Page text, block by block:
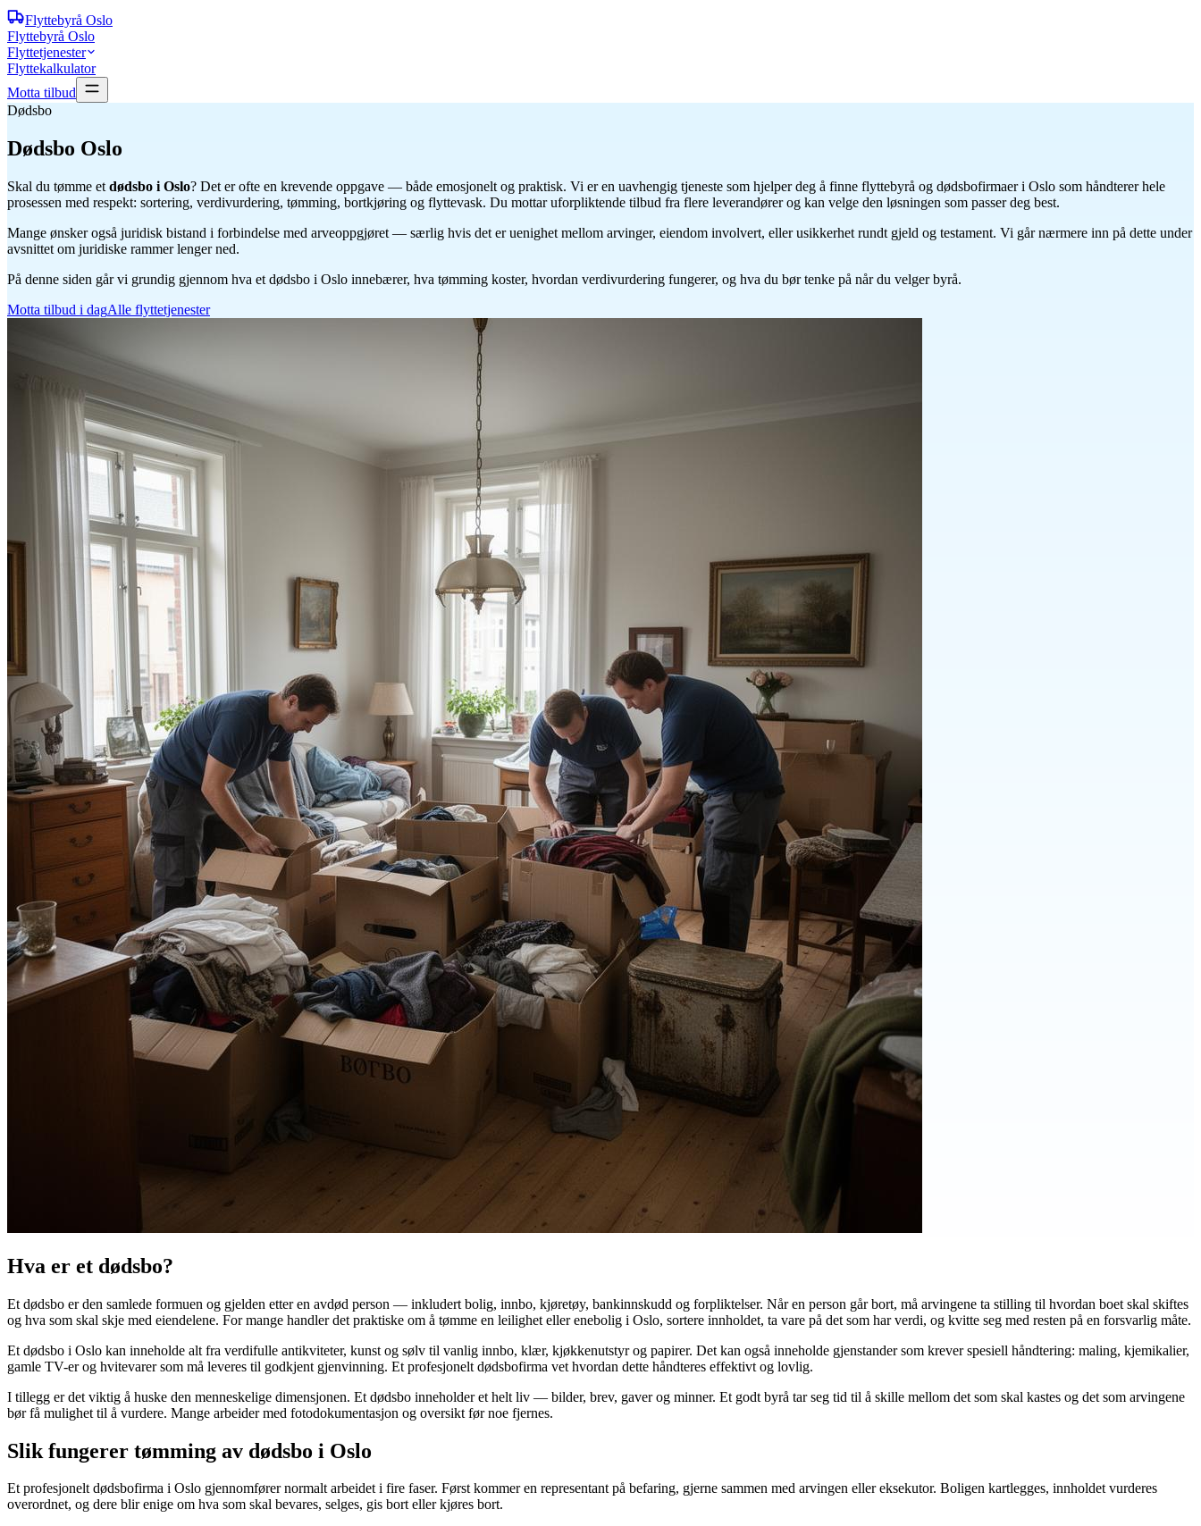
Flyttebyrå Oslo
Flyttebyrå Oslo
Flyttetjenester
Flyttekalkulator
Motta tilbud
Dødsbo
Dødsbo Oslo
Skal du tømme et dødsbo i Oslo? Det er ofte en krevende oppgave — både emosjonelt og praktisk. Vi er en uavhengig tjeneste som hjelper deg å finne flyttebyrå og dødsbofirmaer i Oslo som håndterer hele
prosessen med respekt: sortering, verdivurdering, tømming, bortkjøring og flyttevask. Du mottar uforpliktende tilbud fra flere leverandører og kan velge den løsningen som passer deg best.
Mange ønsker også juridisk bistand i forbindelse med arveoppgjøret — særlig hvis det er uenighet mellom arvinger, eiendom involvert, eller usikkerhet rundt gjeld og testament. Vi går nærmere inn på dette under
avsnittet om juridiske rammer lenger ned.
På denne siden går vi grundig gjennom hva et dødsbo i Oslo innebærer, hva tømming koster, hvordan verdivurdering fungerer, og hva du bør tenke på når du velger byrå.
Motta tilbud i dagAlle flyttetjenester
Hva er et dødsbo?
Et dødsbo er den samlede formuen og gjelden etter en avdød person — inkludert bolig, innbo, kjøretøy, bankinnskudd og forpliktelser. Når en person går bort, må arvingene ta stilling til hvordan boet skal skiftes
og hva som skal skje med eiendelene. For mange handler det praktiske om å tømme en leilighet eller enebolig i Oslo, sortere innholdet, ta vare på det som har verdi, og kvitte seg med resten på en forsvarlig måte.
Et dødsbo i Oslo kan inneholde alt fra verdifulle antikviteter, kunst og sølv til vanlig innbo, klær, kjøkkenutstyr og papirer. Det kan også inneholde gjenstander som krever spesiell håndtering: maling, kjemikalier,
gamle TV-er og hvitevarer som må leveres til godkjent gjenvinning. Et profesjonelt dødsbofirma vet hvordan dette håndteres effektivt og lovlig.
I tillegg er det viktig å huske den menneskelige dimensjonen. Et dødsbo inneholder et helt liv — bilder, brev, gaver og minner. Et godt byrå tar seg tid til å skille mellom det som skal kastes og det som arvingene
bør få mulighet til å vurdere. Mange arbeider med fotodokumentasjon og oversikt før noe fjernes.
Slik fungerer tømming av dødsbo i Oslo
Et profesjonelt dødsbofirma i Oslo gjennomfører normalt arbeidet i fire faser. Først kommer en representant på befaring, gjerne sammen med arvingen eller eksekutor. Boligen kartlegges, innholdet vurderes
overordnet, og dere blir enige om hva som skal bevares, selges, gis bort eller kjøres bort.